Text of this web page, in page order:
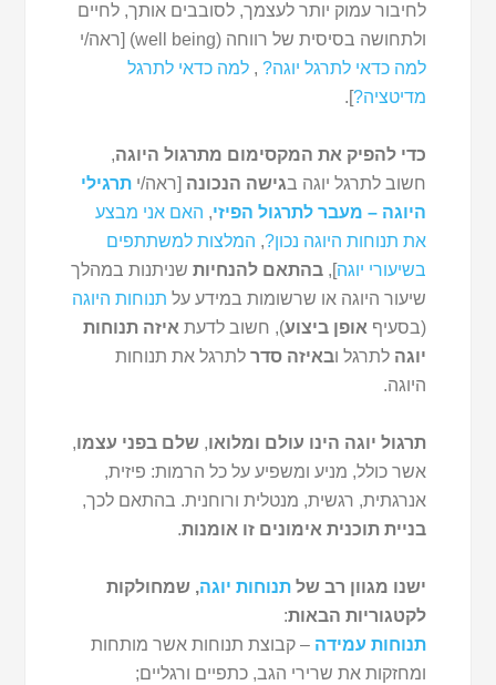
לחיבור עמוק יותר לעצמך, לסובבים אותך, לחיים
ולתחושה בסיסית של רווחה (well being) [ראה/י
למה כדאי לתרגל יוגה? ,למה כדאי לתרגל
מדיטציה?].
כדי להפיק את המקסימום מתרגול היוגה,
חשוב לתרגל יוגה בגישה הנכונה [ראה/יתרגילי
היוגה – מעבר לתרגול הפיזי, האם אני מבצע
את תנוחות היוגה נכון?, המלצות למשתתפים
בשיעורי יוגה],בהתאם להנחיות שניתנות במהלך
שיעור היוגה או שרשומות במידע על תנוחות היוגה
(בסעיף אופן ביצוע), חשוב לדעת איזה תנוחות
יוגהלתרגל ובאיזה סדר לתרגל את תנוחות
היוגה.
תרגול יוגה הינו עולם ומלואו,שלם בפני עצמו,
אשר כולל, מניע ומשפיע על כל הרמות: פיזית,
אנרגתית, רגשית, מנטלית ורוחנית. בהתאם לכך,
בניית תוכנית אימונים זו אומנות.
ישנו מגוון רב שלתנוחות יוגה, שמחולקות
לקטגוריות הבאות:
תנוחות עמידה – קבוצת תנוחות אשר מותחות
ומחזקות את שרירי הגב, כתפיים ורגליים;